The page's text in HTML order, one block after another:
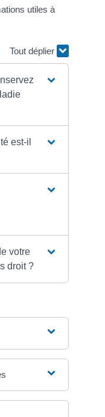
utiles à
Tout déplier
est-il
votre
droit ?